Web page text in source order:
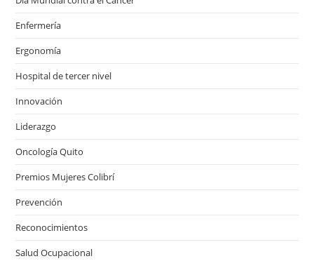
Enfermería
Ergonomía
Hospital de tercer nivel
Innovación
Liderazgo
Oncología Quito
Premios Mujeres Colibrí
Prevención
Reconocimientos
Salud Ocupacional